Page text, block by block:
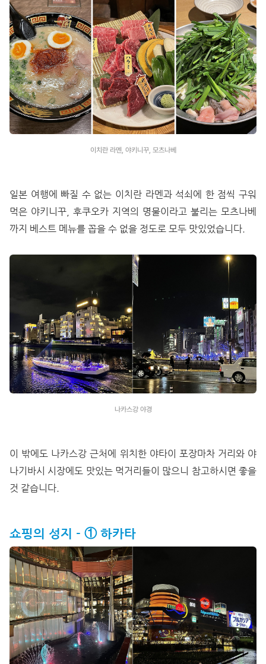
이치란 라멘, 야키니꾸, 모츠나베
일본 여행에 빠질 수 없는 이치란 라멘과 석쇠에 한 점씩 구워
먹은 야키니꾸, 후쿠오카 지역의 명물이라고 불리는 모츠나베
까지 베스트 메뉴를 꼽을 수 없을 정도로 모두 맛있었습니다.
나카스강 야경
이 밖에도 나카스강 근처에 위치한 야타이 포장마차 거리와 야
나기바시 시장에도 맛있는 먹거리들이 많으니 참고하시면 좋을
것 같습니다.
쇼핑의 성지 - ① 하카타